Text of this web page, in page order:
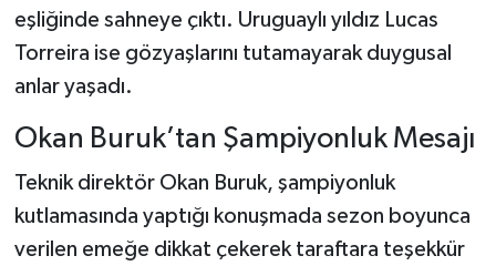
eşliğinde sahneye çıktı. Uruguaylı yıldız Lucas
Torreira ise gözyaşlarını tutamayarak duygusal
anlar yaşadı.
Okan Buruk’tan Şampiyonluk Mesajı
Teknik direktör Okan Buruk, şampiyonluk
kutlamasında yaptığı konuşmada sezon boyunca
verilen emeğe dikkat çekerek taraftara teşekkür